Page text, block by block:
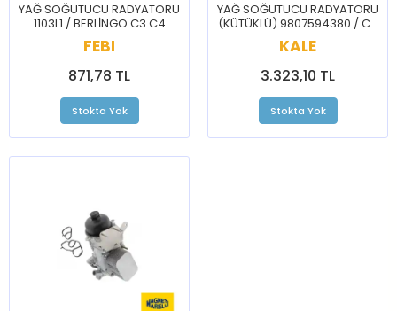
YAĞ SOĞUTUCU RADYATÖRÜ
1103L1 / BERLİNGO C3 C4
CELYSEE 2008 207 208 3008
301 307 308 508 PRTNR RFTR
FEBI
871,78 TL
Stokta Yok
YAĞ SOĞUTUCU RADYATÖRÜ
(KÜTÜKLÜ) 9807594380 / C5
JUMPER JUMPY DS5 508
BOXER EXPERT TRAVELLER
KALE
3.323,10 TL
Stokta Yok